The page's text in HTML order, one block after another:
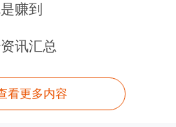
的影响，更能呈现寿
。
时段，马明哲直陈，
包括3个关键词，第
赚到
讯汇总
看更多内容